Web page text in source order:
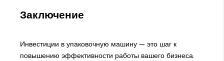
Заключение
Инвестиции в упаковочную машину — это шаг к
повышению эффективности работы вашего бизнеса.